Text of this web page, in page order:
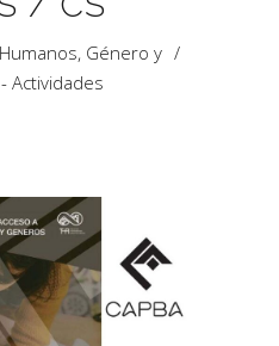
, Género y
Actividades